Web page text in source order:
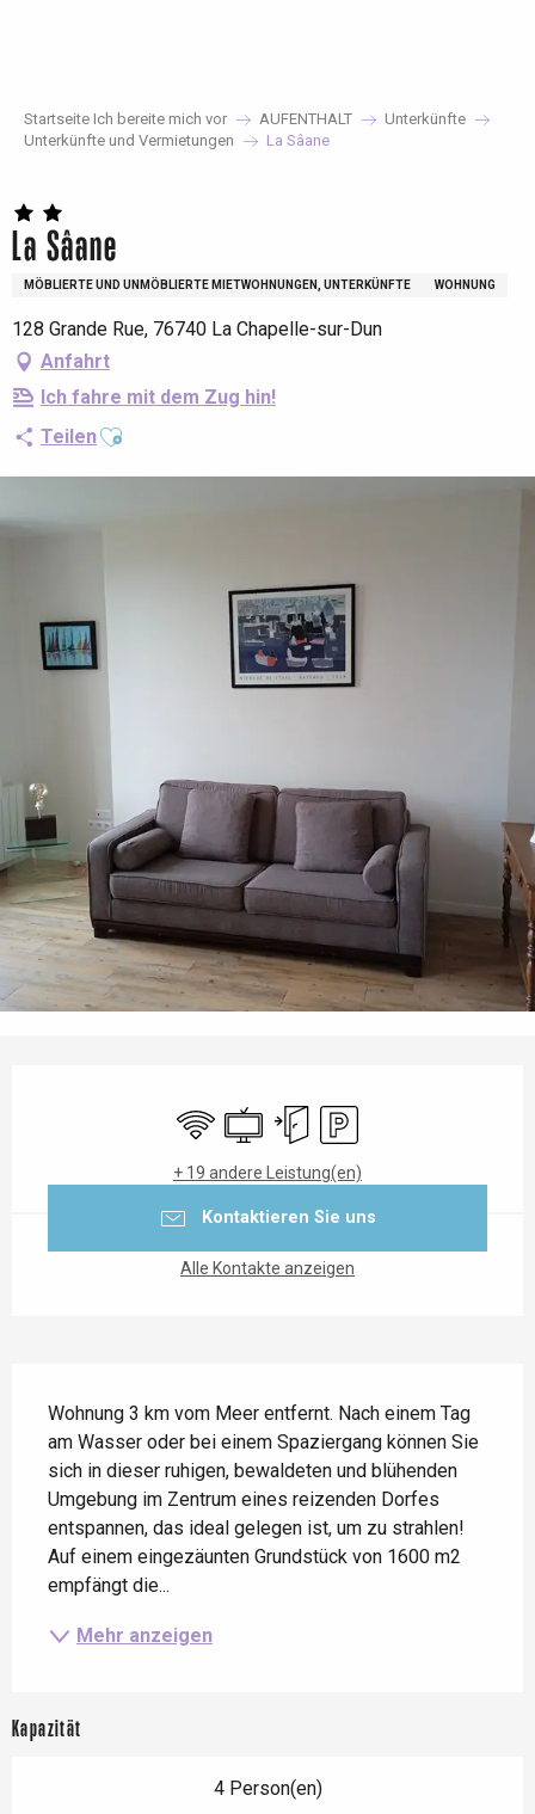
Startseite Ich bereite mich vor AUFENTHALT
Unterkünfte
Unterkünfte und Vermietungen
La Sâane
La Sâane
MÖBLIERTE UND UNMÖBLIERTE MIETWOHNUNGEN, UNTERKÜNFTE WOHNUNG
128 Grande Rue, 76740 La Chapelle-sur-Dun
Anfahrt
Ich fahre mit dem Zug hin!
TeilenAjouter aux favoris
Wi-Fi FernsehenUnabhängiger Eingang
Parkplatz
+ 19 andere Leistung(en)
Kontaktieren Sie uns
Alle Kontakte anzeigen
Wohnung 3 km vom Meer entfernt. Nach einem Tag
am Wasser oder bei einem Spaziergang können Sie
sich in dieser ruhigen, bewaldeten und blühenden
Umgebung im Zentrum eines reizenden Dorfes
entspannen, das ideal gelegen ist, um zu strahlen!
Auf einem eingezäunten Grundstück von 1600 m2
empfängt die...
Mehr anzeigen
Kapazität
4 Person(en)